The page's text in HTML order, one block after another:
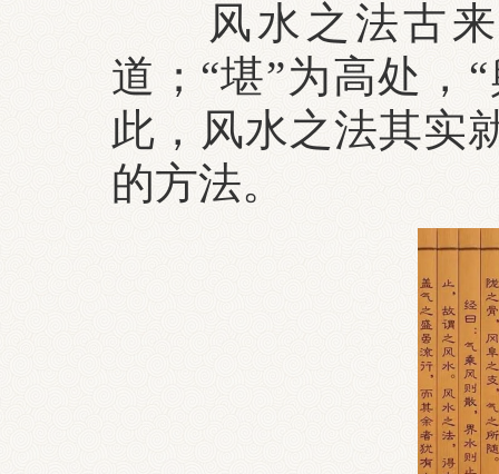
风水之法古来
道；“堪”为高处，
此，风水之法其实
的方法。